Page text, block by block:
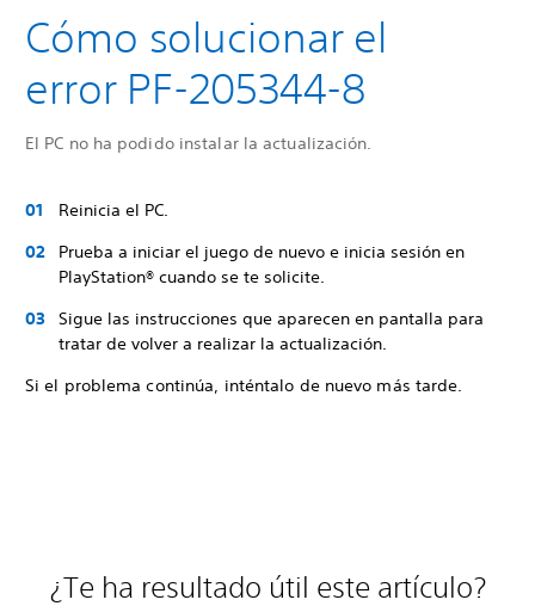
Cómo solucionar el
error PF-205344-8
El PC no ha podido instalar la actualización.
Reinicia el PC.
Prueba a iniciar el juego de nuevo e inicia sesión en
PlayStation® cuando se te solicite.
Sigue las instrucciones que aparecen en pantalla para
tratar de volver a realizar la actualización.
Si el problema continúa, inténtalo de nuevo más tarde.
¿Te ha resultado útil este artículo?